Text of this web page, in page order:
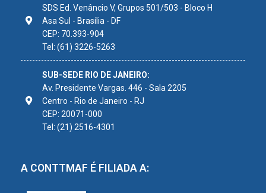
SDS Ed. Venâncio V, Grupos 501/503 - Bloco H
Asa Sul - Brasília - DF
CEP: 70.393-904
Tel: (61) 3226-5263
SUB-SEDE RIO DE JANEIRO:
Av. Presidente Vargas. 446 - Sala 2205
Centro - Rio de Janeiro - RJ
CEP: 20071-000
Tel: (21) 2516-4301
A CONTTMAF É FILIADA A: